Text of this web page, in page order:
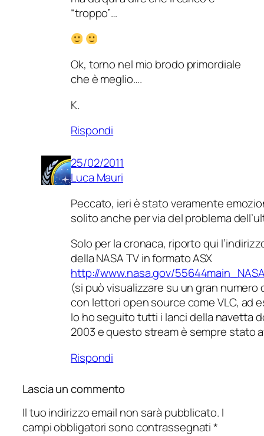
“troppo”…
Ok, torno nel mio brodo primordiale
che è meglio….
K.
Rispondi
25/02/2011
Luca Mauri
Peccato, ieri è stato veramente
solito anche per via del problema
Solo per la cronaca, riporto qui
della NASA TV in formato ASX
http://www.nasa.gov/
(si può visualizzare su un gran numero
con lettori open source come VLC, ad
Io ho seguito tutti i lanci della navetta
2003 e questo stream è sempre stato
Rispondi
Lascia un commento
Il tuo indirizzo email non sarà pubblicato. I
campi obbligatori sono contrassegnati*